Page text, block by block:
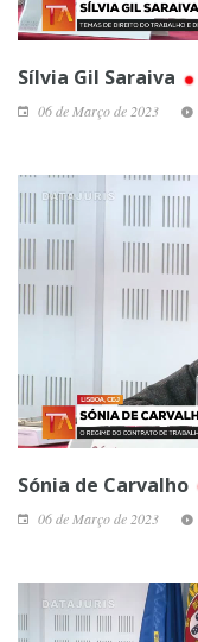
Sílvia Gil Saraiva
06 de Março de 2023
Sónia de Carvalho
06 de Março de 2023